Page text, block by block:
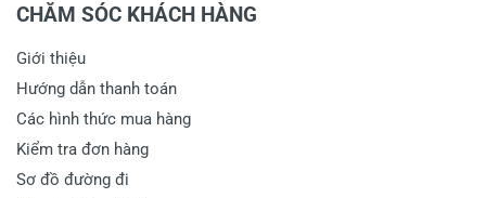
CHĂM SÓC KHÁCH HÀNG
Giới thiệu
Hướng dẫn thanh toán
Các hình thức mua hàng
Kiểm tra đơn hàng
Sơ đồ đường đi